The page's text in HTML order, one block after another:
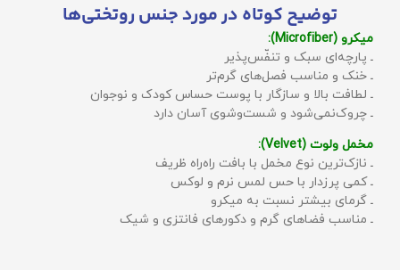
توضیح کوتاه در مورد جنس روتختی‌ها
میکرو (Microfiber):
ـ پارچه‌ای سبک و تنفّس‌پذیر
ـ خنک و مناسب فصل‌های گرم‌تر
ـ لطافت بالا و سازگار با پوست حساس کودک و نوجوان
ـ چروک‌نمی‌شود و شست‌وشوی آسان دارد
مخمل ولوت (Velvet):
ـ نازک‌ترین نوع مخمل با بافت راه‌راه ظریف
ـ کمی پرزدار با حس لمس نرم و لوکس
ـ گرمای بیشتر نسبت به میکرو
ـ مناسب فضاهای گرم و دکورهای فانتزی و شیک